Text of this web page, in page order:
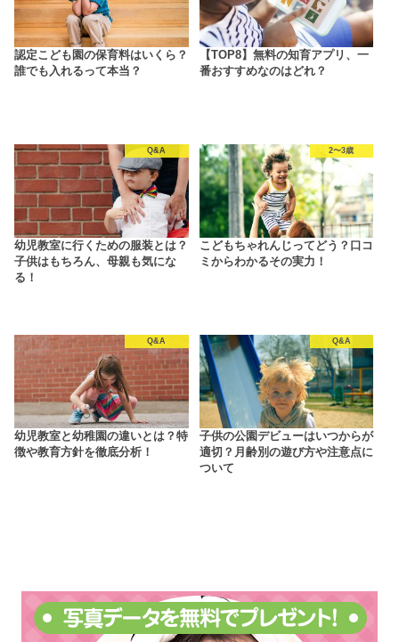
認定こども園の保育料はいくら？
誰でも入れるって本当？
【TOP8】無料の知育アプリ、一
番おすすめなのはどれ？
Q&A
幼児教室に行くための服装とは？
子供はもちろん、母親も気にな
る！
2〜3歳
こどもちゃれんじってどう？口コ
ミからわかるその実力！
Q&A
幼児教室と幼稚園の違いとは？特
徴や教育方針を徹底分析！
Q&A
子供の公園デビューはいつからが
適切？月齢別の遊び方や注意点に
ついて